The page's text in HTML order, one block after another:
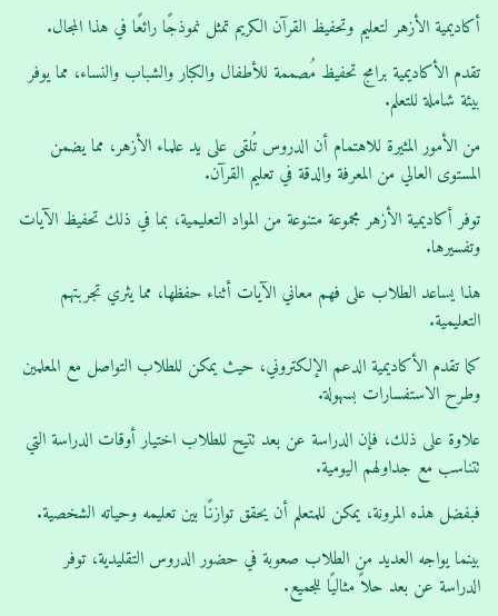
أكاديمية الأزهر لتعليم وتحفيظ القرآن الكريم تمثل نموذجًا رائعًا في هذا المجال.
تقدم الأكاديمية برامج تحفيظ مُصممة للأطفال والكبار والشباب والنساء، مما يوفر
بيئة شاملة للتعلم.
من الأمور المثيرة للاهتمام أن الدروس تُلقى على يد علماء الأزهر، مما يضمن
المستوى العالي من المعرفة والدقة في تعليم القرآن.
توفر أكاديمية الأزهر مجموعة متنوعة من المواد التعليمية، بما في ذلك تحفيظ الآيات
وتفسيرها.
هذا يساعد الطلاب على فهم معاني الآيات أثناء حفظها، مما يثري تجربتهم
التعليمية.
كما تقدم الأكاديمية الدعم الإلكتروني، حيث يمكن للطلاب التواصل مع المعلمين
وطرح الاستفسارات بسهولة.
علاوة على ذلك، فإن الدراسة عن بعد تتيح للطلاب اختيار أوقات الدراسة التي
تتناسب مع جداولهم اليومية.
فبفضل هذه المرونة، يمكن للمتعلم أن يحقق توازنًا بين تعليمه وحياته الشخصية.
بينما يواجه العديد من الطلاب صعوبة في حضور الدروس التقليدية، توفر
الدراسة عن بعد حلاً مثاليًا للجميع.